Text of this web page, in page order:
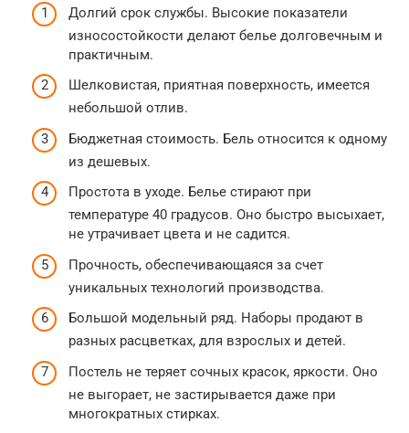
Долгий срок службы. Высокие показатели
износостойкости делают белье долговечным и
практичным.
Шелковистая, приятная поверхность, имеется
небольшой отлив.
Бюджетная стоимость. Бель относится к одному
из дешевых.
Простота в уходе. Белье стирают при
температуре 40 градусов. Оно быстро высыхает,
не утрачивает цвета и не садится.
Прочность, обеспечивающаяся за счет
уникальных технологий производства.
Большой модельный ряд. Наборы продают в
разных расцветках, для взрослых и детей.
Постель не теряет сочных красок, яркости. Оно
не выгорает, не застирывается даже при
многократных стирках.